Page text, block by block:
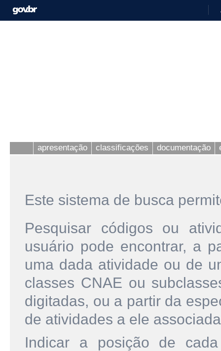
apresentação classificações documentação
Este sistema de busca
Pesquisar códigos ou
usuário pode encontrar, a
uma dada atividade ou de
classes CNAE ou
digitadas, ou a partir da
de atividades a ele
Indicar a posição de